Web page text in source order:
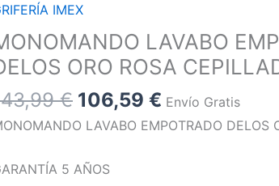
IMEX
LAVABO
ORO ROSA
€
El
precio
original
era:
143,99 €.
106,59 €
precio
actual
es:
106,59 €.
Envío Gratis
LAVABO EMPOTRADO DELOS
5 AÑOS